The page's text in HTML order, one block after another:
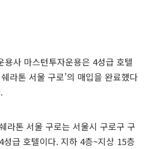
용사 마스턴투자운용은 4성급 호텔
라톤 서울 구로’의 매입을 완료했다
라톤 서울 구로는 서울시 구로구 구
성급 호텔이다. 지하 4층~지상 15층